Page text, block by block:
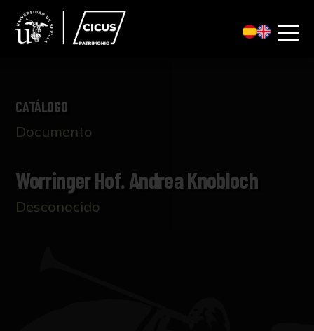
CATÁLOGO
Documento
Worringer Hof. Andrea Knobloch
Desconocido